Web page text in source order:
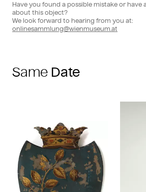
Have you found a possible mistake or
about this object?
We look forward to hearing from you at:
onlinesammlung@wienmuseum.at
Same